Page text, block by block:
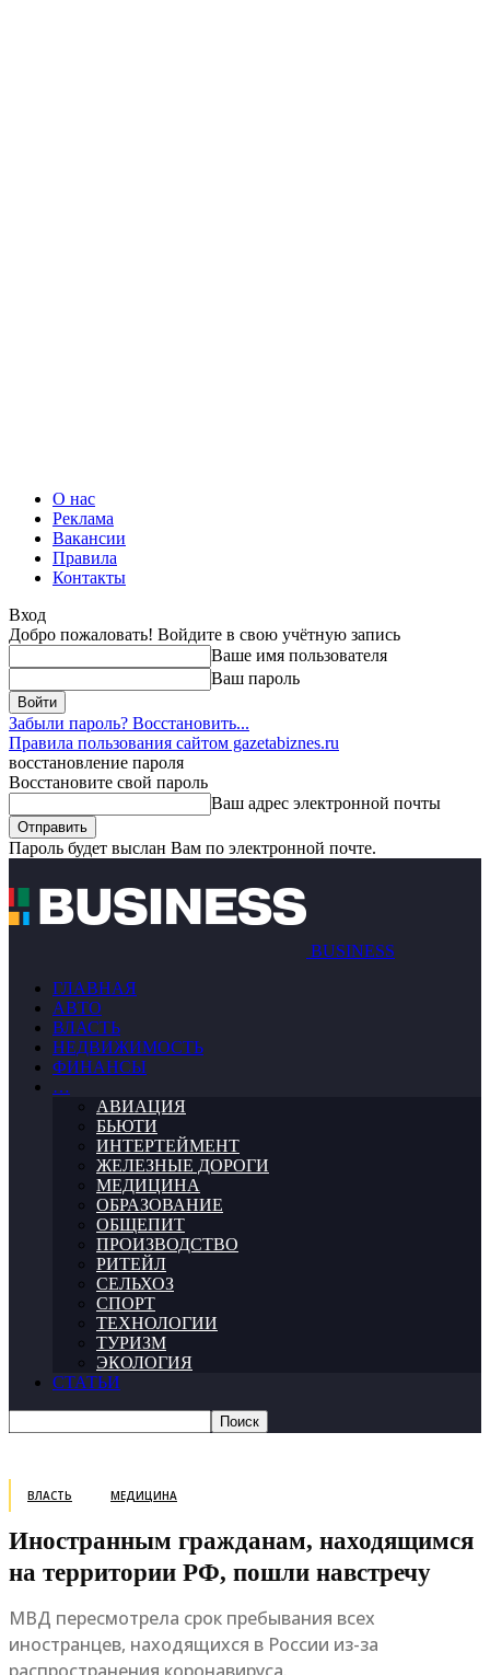
О нас
Реклама
Вакансии
Правила
Контакты
Вход
Добро пожаловать! Войдите в свою учётную запись
Ваше имя пользователя
Ваш пароль
Забыли пароль? Восстановить...
Правила пользования сайтом gazetabiznes.ru
восстановление пароля
Восстановите свой пароль
Ваш адрес электронной почты
Пароль будет выслан Вам по электронной почте.
BUSINESS
ГЛАВНАЯ
АВТО
ВЛАСТЬ
НЕДВИЖИМОСТЬ
ФИНАНСЫ
…
АВИАЦИЯ
БЬЮТИ
ИНТЕРТЕЙМЕНТ
ЖЕЛЕЗНЫЕ ДОРОГИ
МЕДИЦИНА
ОБРАЗОВАНИЕ
ОБЩЕПИТ
ПРОИЗВОДСТВО
РИТЕЙЛ
СЕЛЬХОЗ
СПОРТ
ТЕХНОЛОГИИ
ТУРИЗМ
ЭКОЛОГИЯ
СТАТЬИ
ВЛАСТЬ МЕДИЦИНА
Иностранным гражданам, находящимся
на территории РФ, пошли навстречу
МВД пересмотрела срок пребывания всех
иностранцев, находящихся в России из-за